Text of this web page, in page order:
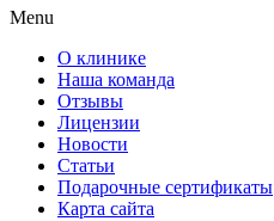
Menu
О клинике
Наша команда
Отзывы
Лицензии
Новости
Статьи
Подарочные сертификаты
Карта сайта